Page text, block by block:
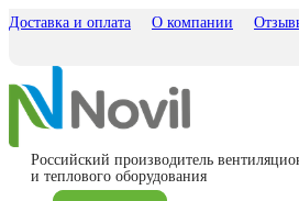
Доставка и оплата О компании
Российский производитель
и теплового оборудования